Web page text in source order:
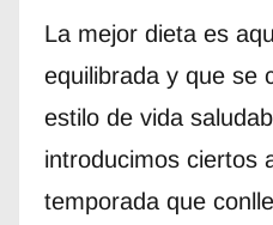
La mejor dieta es
equilibrada y que se
estilo de vida
introducimos ciertos
temporada que